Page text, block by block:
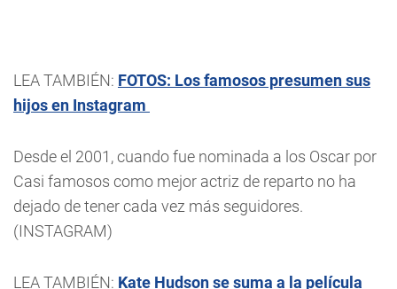
LEA TAMBIÉN: FOTOS: Los famosos presumen sus
hijos en Instagram
Desde el 2001, cuando fue nominada a los Oscar por
Casi famosos como mejor actriz de reparto no ha
dejado de tener cada vez más seguidores.
(INSTAGRAM)
LEA TAMBIÉN: Kate Hudson se suma a la película